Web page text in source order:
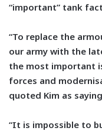
“important” tank
“To replace the
our army with the
the most important
forces and
quoted Kim as
“It is impossible to